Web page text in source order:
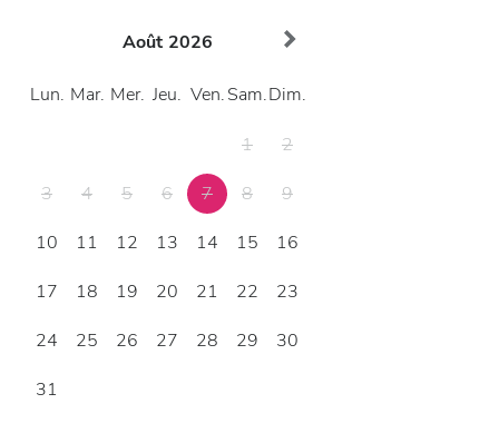
Août 2026
Lun. Mar. Mer. Jeu. Ven.Sam.Dim.
1
2
3
4 5 6 7 8
9
10
11 12 13 14 15
16
17
18 19 20 21 22
23
24
25 26 27 28 29
30
31